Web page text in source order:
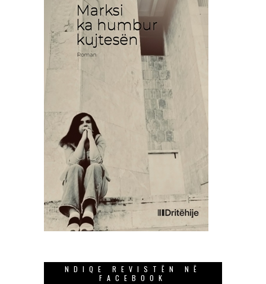
NDIQE REVISTËN NË
FACEBOOK